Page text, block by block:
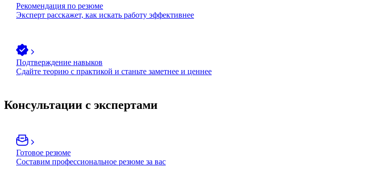
Рекомендация по резюме
Эксперт расскажет, как искать работу эффективнее
Подтверждение навыков
Сдайте теорию с практикой и станьте заметнее и ценнее
Консультации с экспертами
Готовое резюме
Составим профессиональное резюме за вас